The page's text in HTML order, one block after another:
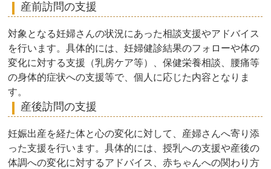
産前訪問の支援
対象となる妊婦さんの状況にあった相談支援やアドバイス
を行います。具体的には、妊婦健診結果のフォローや体の
変化に対する支援（乳房ケア等）、保健栄養相談、腰痛等
の身体的症状への支援等で、個人に応じた内容となりま
す。
産後訪問の支援
妊娠出産を経た体と心の変化に対して、産婦さんへ寄り添
った支援を行います。具体的には、授乳への支援や産後の
体調への変化に対するアドバイス、赤ちゃんへの関わり方